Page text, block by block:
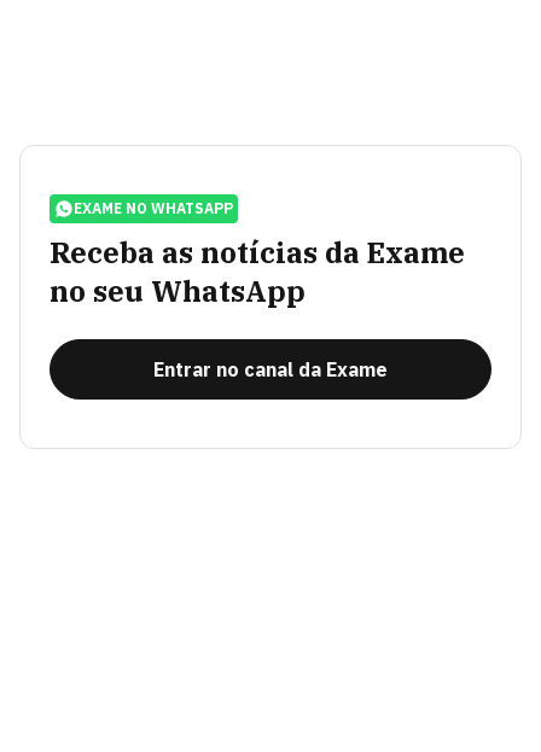
EXAME NO WHATSAPP
Receba as notícias da Exame
no seu WhatsApp
Entrar no canal da Exame